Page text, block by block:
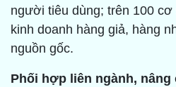
người tiêu dùng; trên 100
kinh doanh hàng giả, hàng
nguồn gốc.
Phối hợp liên ngành,